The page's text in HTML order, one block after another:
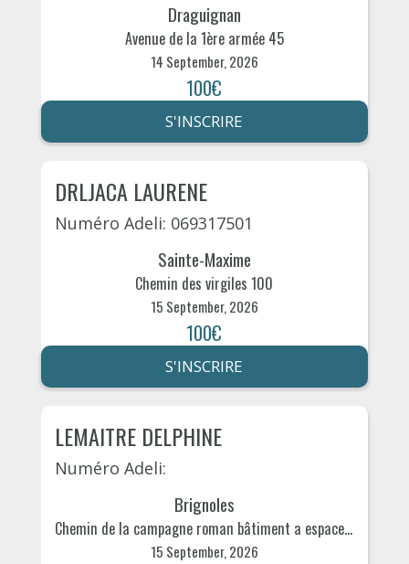
Draguignan
Avenue de la 1ère armée 45
14 September, 2026
100€
S'INSCRIRE
DRLJACA LAURENE
Numéro Adeli: 069317501
Sainte-Maxime
Chemin des virgiles 100
15 September, 2026
100€
S'INSCRIRE
LEMAITRE DELPHINE
Numéro Adeli:
Brignoles
Chemin de la campagne roman bâtiment a espace hexagone 290
15 September, 2026